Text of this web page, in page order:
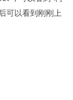
可以看到刚刚上